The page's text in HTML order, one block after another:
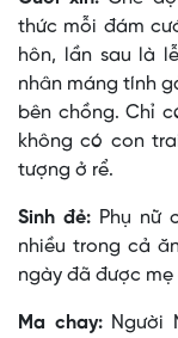
thức mỗi đám
hôn, lần sau là
nhân máng tính
bên chồng. Chỉ
không có con
tượng ở rể.
Sinh đẻ: Phụ nữ
nhiều trong cả
ngày đã được
Ma chay:Người